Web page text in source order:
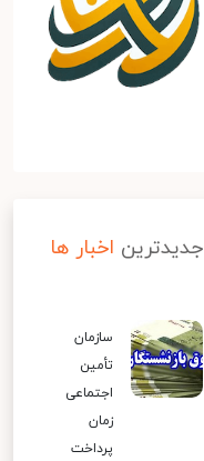
جدیدترین اخبار ها
سازمان
تأمین
اجتماعی
زمان
پرداخت